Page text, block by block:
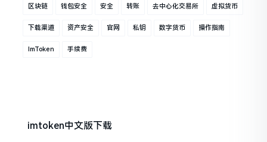
区块链 钱包安全 安全 转账 去中心化交易所 虚拟货币
下载渠道 资产安全 官网 私钥 数字货币 操作指南
ImToken 手续费
imtoken中文版下载